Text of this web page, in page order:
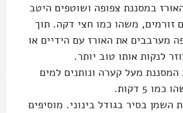
במסננת צפופה ושוטפים היטב
זורמים, משהו כמו חצי דקה. תוך
מערבבים את האורז עם הידיים או
לנקות אותו טוב יותר.
המסננת מעל קערה ונותנים למים
5 דקות.
השמן בסיר בגודל בינוני. מוסיפים